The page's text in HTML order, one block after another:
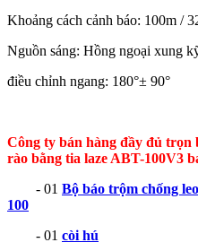
Khoảng cách cảnh báo: 100m /
Nguồn sáng: Hồng ngoại xung
điều chỉnh ngang: 180°± 90°
Công ty bán hàng đầy đủ trọn
rào bằng tia laze ABT-100V3
- 01 Bộ báo trộm chống
100
- 01 còi hú